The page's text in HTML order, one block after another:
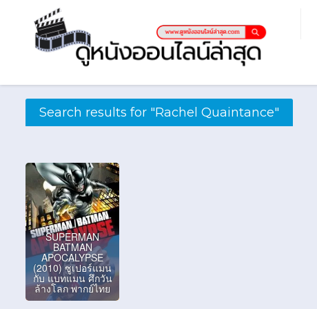
Search results for "Rachel Quaintance"
SUPERMAN
BATMAN
APOCALYPSE
(2010) ซูเปอร์แมน
กับ แบทแมน ศึกวัน
ล้างโลก พากย์ไทย